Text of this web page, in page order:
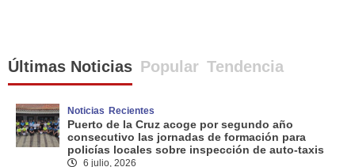
Últimas Noticias Popular Tendencia
Noticias Recientes
Puerto de la Cruz acoge por segundo año
consecutivo las jornadas de formación para
policías locales sobre inspección de auto-taxis
6 julio, 2026